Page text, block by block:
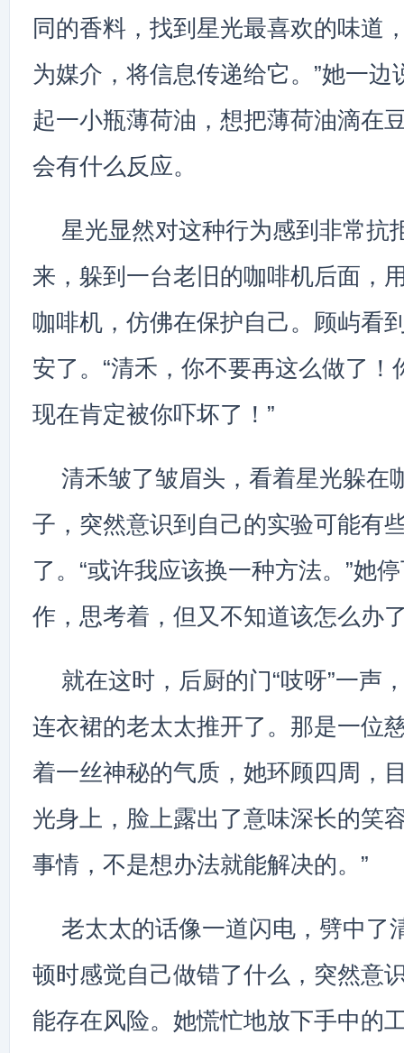
同的香料，找到星光最喜欢的味道
为媒介，将信息传递给它。”她一边
起一小瓶薄荷油，想把薄荷油滴在
会有什么反应。
星光显然对这种行为感到非常抗
来，躲到一台老旧的咖啡机后面，
咖啡机，仿佛在保护自己。顾屿看
安了。“清禾，你不要再这么做了！
现在肯定被你吓坏了！”
清禾皱了皱眉头，看着星光躲在
子，突然意识到自己的实验可能有
了。“或许我应该换一种方法。”她
作，思考着，但又不知道该怎么办
就在这时，后厨的门“吱呀”一声
连衣裙的老太太推开了。那是一位
着一丝神秘的气质，她环顾四周，
光身上，脸上露出了意味深长的笑
事情，不是想办法就能解决的。”
老太太的话像一道闪电，劈中了
顿时感觉自己做错了什么，突然意
能存在风险。她慌忙地放下手中的